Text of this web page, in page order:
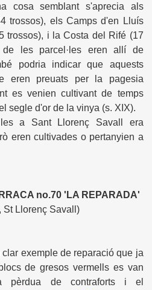
cosa semblant s'aprecia als
trossos), els Camps d'en Lluís
trossos), i la Costa del Rifé (17
les parcel·les eren allí de
podria indicar que aquests
eren preuats per la pagesia
es venien cultivant de temps
segle d'or de la vinya (s. XIX).
a Sant Llorenç Savall era
eren cultivades o pertanyien a
no.70 'LA REPARADA'
St Llorenç Savall)
exemple de reparació que ja
de gresos vermells es van
pèrdua de contraforts i el